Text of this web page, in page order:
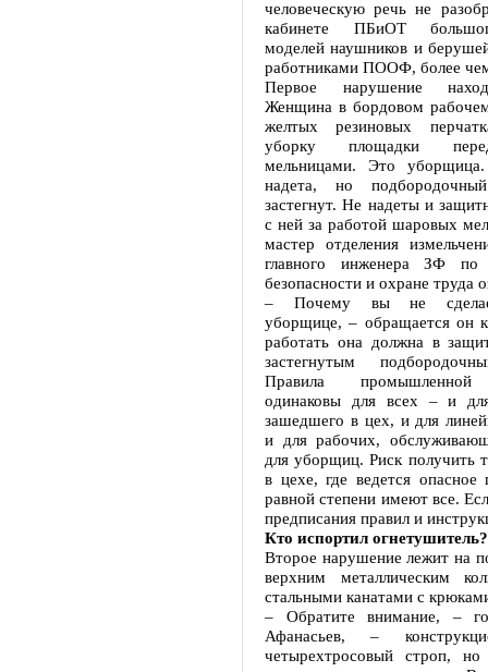
человеческую речь не
кабинете ПБиОТ
моделей наушников и
работниками ПООФ, более
Первое нарушение
Женщина в бордовом
желтых резиновых
уборку площадки
мельницами. Это
надета, но
застегнут. Не надеты и
с ней за работой шаровых
мастер отделения
главного инженера ЗФ по
безопасности и охране труда
– Почему вы не
уборщице, – обращается он
работать она должна в
застегнутым
Правила промышленной
одинаковы для всех – и
зашедшего в цех, и для
и для рабочих,
для уборщиц. Риск получить
в цехе, где ведется опасное
равной степени имеют все.
предписания правил и
Кто испортил огнетушитель?
Второе нарушение лежит на
верхним металлическим
стальными канатами с
– Обратите внимание, –
Афанасьев, –
четырехтросовый строп,